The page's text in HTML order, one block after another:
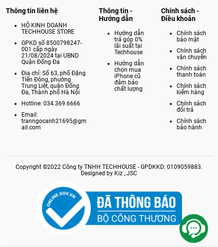
Thông tin liên hệ
HỘ KINH DOANH
TECHHOUSE STORE
GPKD số 8500798247-
001 cấp ngày
21/08/2024 tại UBND
Quận Đống Đa
Địa chỉ: Số 63, phố Đặng
Tiến Đông, phường
Trung Liệt, quận Đống
Đa, Thành phố Hà Nội
Hotline: 034.369.6666
Email:
tranngocanh21695@gm
ail.com
Thông tin -
Hướng dẫn
Hướng dẫn
trả góp 0%
lãi suất tại
Techhouse
Hướng dẫn
chọn mua
iPhone cũ
đảm bảo
chất lượng
Chính sách -
Điều khoản
Chính sách
bảo mật
Chính sách
vận chuyển
Chính sách
thanh toán
Chính sách
kiểm hàng
Chính sách
đổi trả
Chính sách
bảo hành
Copyright ©2022 Công ty TNHH TECHHOUSE - GPDKKD: 0109059883.
Designed by Kiz ,.JSC